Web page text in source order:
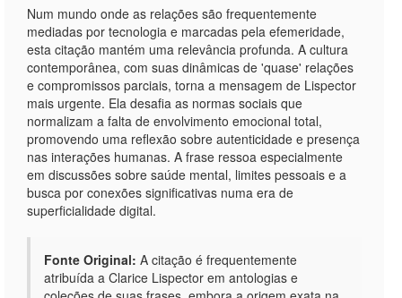
Num mundo onde as relações são frequentemente
mediadas por tecnologia e marcadas pela efemeridade,
esta citação mantém uma relevância profunda. A cultura
contemporânea, com suas dinâmicas de 'quase' relações
e compromissos parciais, torna a mensagem de Lispector
mais urgente. Ela desafia as normas sociais que
normalizam a falta de envolvimento emocional total,
promovendo uma reflexão sobre autenticidade e presença
nas interações humanas. A frase ressoa especialmente
em discussões sobre saúde mental, limites pessoais e a
busca por conexões significativas numa era de
superficialidade digital.
Fonte Original: A citação é frequentemente
atribuída a Clarice Lispector em antologias e